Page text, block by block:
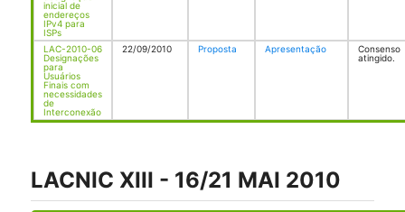
inicial de
endereços
IPv4 para
ISPs
LAC-2010-06
Designações
para
Usuários
Finais com
necessidades
de
Interconexão
22/09/2010 Proposta Apresentação
Consenso
atingido.
LACNIC XIII - 16/21 MAI 2010